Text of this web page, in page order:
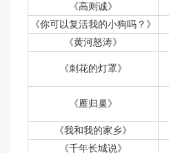
《高则诚》
《你可以复活我的小狗吗？》
《黄河怒涛》
《刺花的灯罩》
《雁归巢》
《我和我的家乡》
《千年长城说》